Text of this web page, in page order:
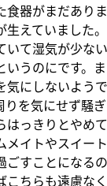
食器がまだあり
生えていました
いて湿気が少な
いうのにです。
気にしないよう
りを気にせず騒
はっきりとやめ
メイトやスイー
ごすことになる
こちらも遠慮な